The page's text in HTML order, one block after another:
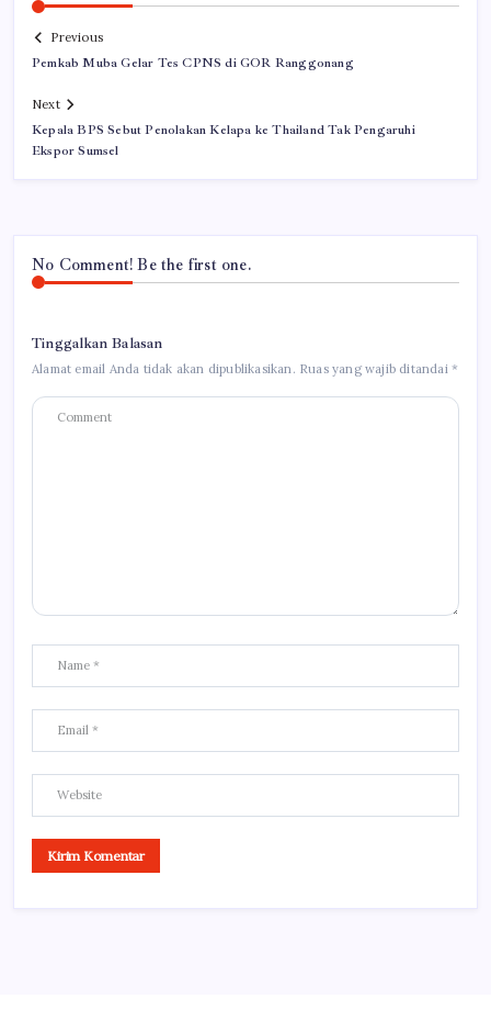
Previous
Pemkab Muba Gelar Tes CPNS di GOR Ranggonang
Next
Kepala BPS Sebut Penolakan Kelapa ke Thailand Tak Pengaruhi
Ekspor Sumsel
No Comment! Be the first one.
Tinggalkan Balasan
Alamat email Anda tidak akan dipublikasikan. Ruas yang wajib ditandai*